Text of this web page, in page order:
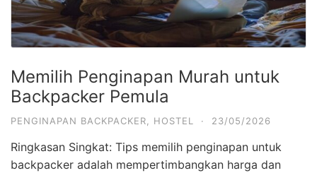
Memilih Penginapan Murah untuk
Backpacker Pemula
PENGINAPAN BACKPACKER, HOSTEL · 23/05/2026
Ringkasan Singkat: Tips memilih penginapan untuk
backpacker adalah mempertimbangkan harga dan